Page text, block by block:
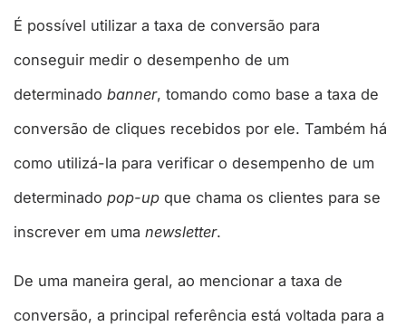
É possível utilizar a taxa de conversão para
conseguir medir o desempenho de um
determinado banner, tomando como base a taxa de
conversão de cliques recebidos por ele. Também há
como utilizá-la para verificar o desempenho de um
determinado pop-up que chama os clientes para se
inscrever em uma newsletter.
De uma maneira geral, ao mencionar a taxa de
conversão, a principal referência está voltada para a